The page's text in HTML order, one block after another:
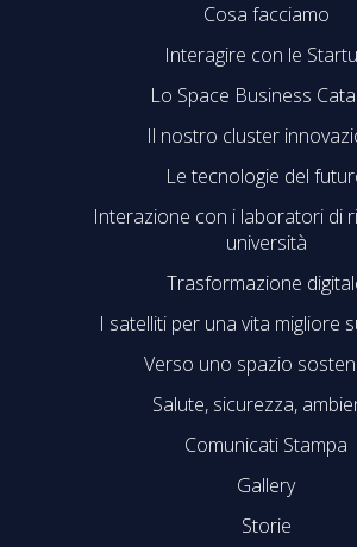
Cosa facciamo
Interagire con le
Lo Space Business
Il nostro cluster
Le tecnologie del
Interazione con i laboratori di
università
Trasformazione
I satelliti per una vita migliore
Verso uno spazio
Salute, sicurezza,
Comunicati Stampa
Gallery
Storie